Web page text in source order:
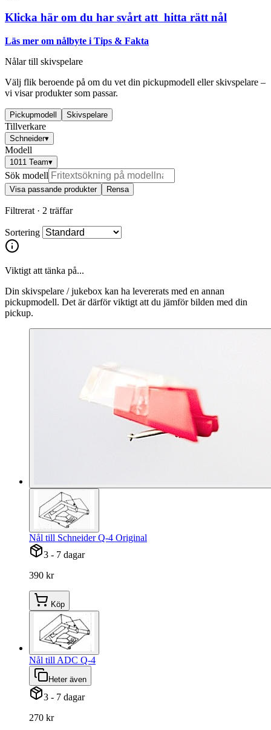
Klicka här om du har svårt att hitta rätt nål
Läs mer om nålbyte i Tips & Fakta
Nålar till skivspelare
Välj flik beroende på om du vet din pickupmodell eller skivspelare –
vi visar produkter som passar.
Pickupmodell Skivspelare
Tillverkare
Schneider▾
Modell
1011 Team▾
Sök modell
Visa passande produkter Rensa
Filtrerat · 2 träffar
Sortering
Viktigt att tänka på...
Din skivspelare / jukebox kan ha levererats med en annan
pickupmodell. Det är därför viktigt att du jämför bilden med din
pickup.
Nål till Schneider Q-4 Original
3 - 7 dagar
390 kr
Köp
Nål till ADC Q-4
Heter även
3 - 7 dagar
270 kr